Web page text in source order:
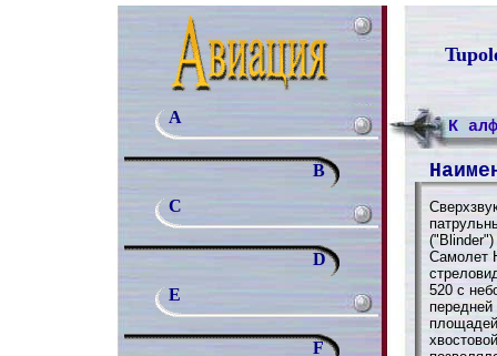
A
B
C
D
E
F
К
("Blinder")
Самолет
520 с